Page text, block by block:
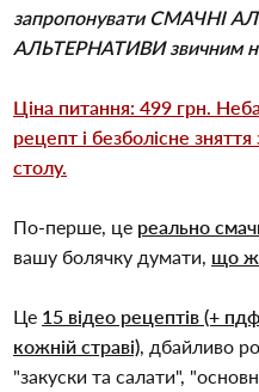
запропонувати СМАЧНІ
АЛЬТЕРНАТИВИ звичним
Ціна питання: 499 грн.
рецепт і безболісне
столу.
По-перше, це реально
вашу болячку думати, що ж
Це 15 відео рецептів (+
кожній страві) , дбайливо
"закуски та салати",